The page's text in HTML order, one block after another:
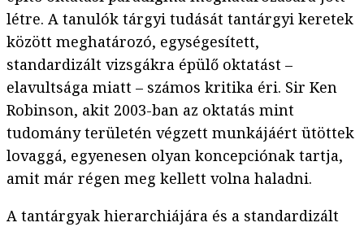
létre. A tanulók tárgyi tudását tantárgyi keretek
között meghatározó, egységesített,
standardizált vizsgákra épülő oktatást –
elavultsága miatt – számos kritika éri. Sir Ken
Robinson, akit 2003-ban az oktatás mint
tudomány területén végzett munkájáért ütöttek
lovaggá, egyenesen olyan koncepciónak tartja,
amit már régen meg kellett volna haladni.
A tantárgyak hierarchiájára és a standardizált